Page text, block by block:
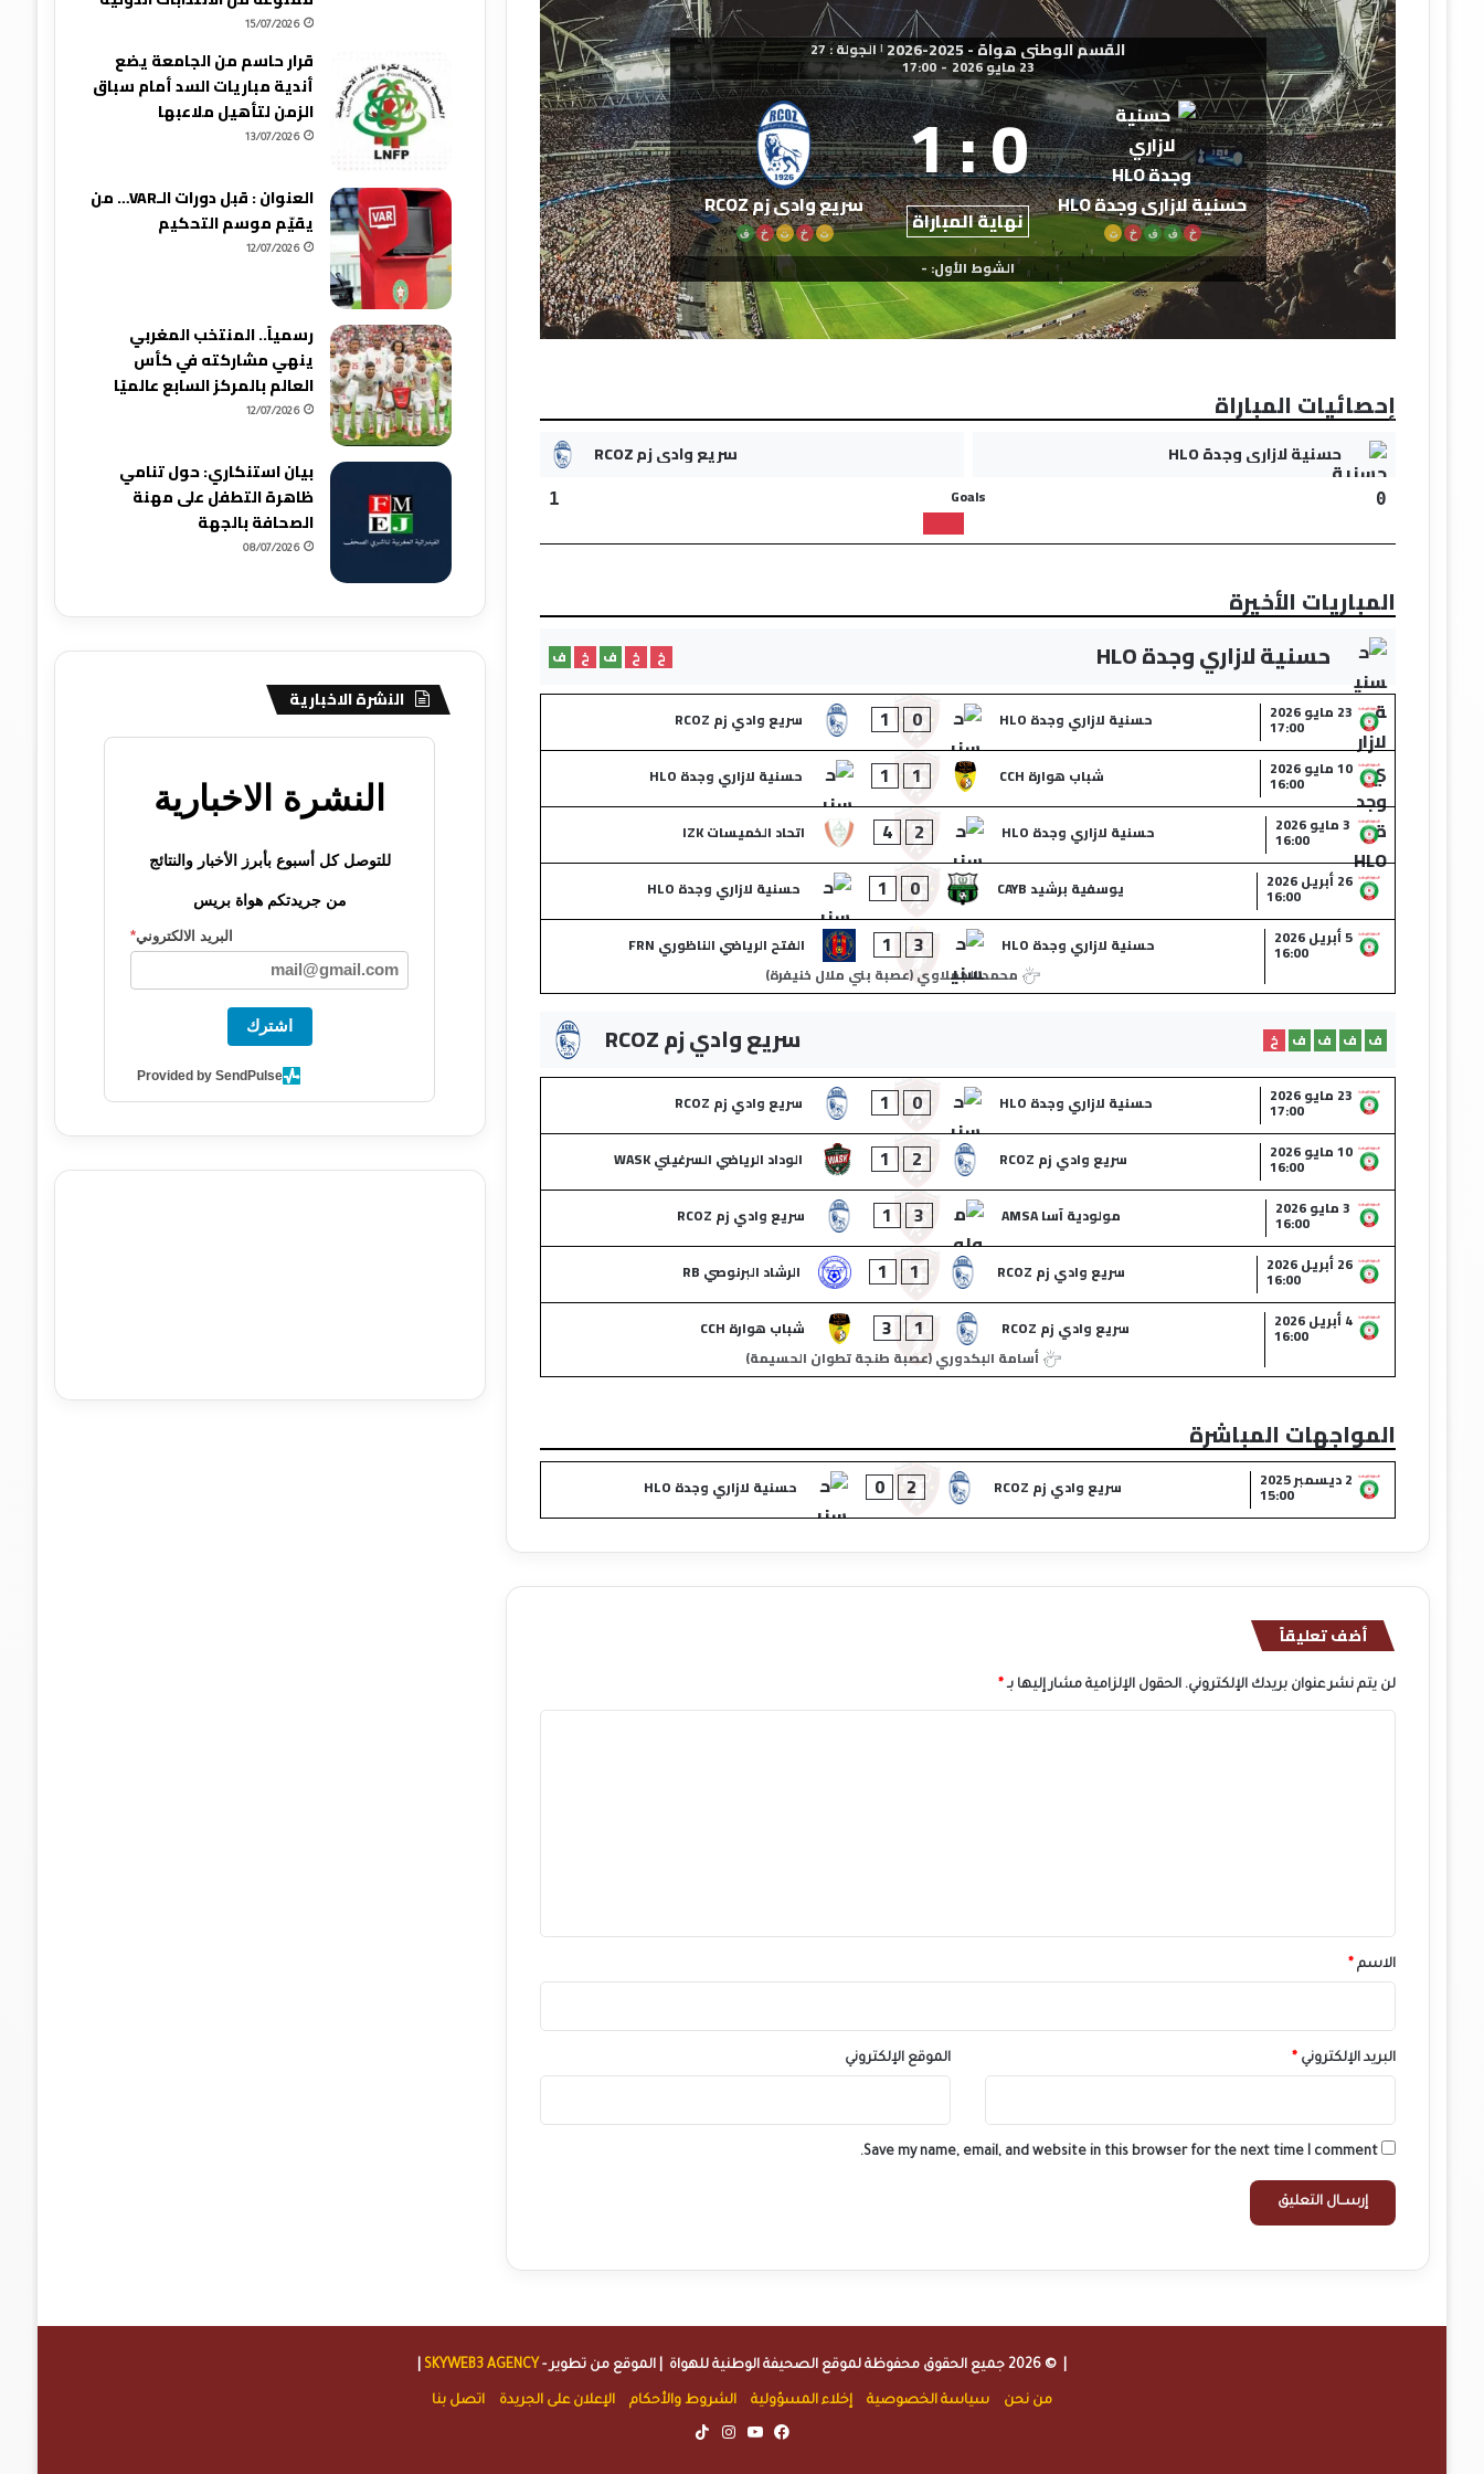
القسم الوطني هواة - 2025-2026 | الجولة : 27
23 مايو 2026 -
17:00
حسنية لازاري وجدة HLO
خ ف ف خ ت
0
:
1
نهاية المباراة سريع وادي زم RCOZ
ت خ ت خ ف
الشوط الأول: -
إحصائيات المباراة
حسنية لازاري وجدة HLO سريع وادي زم RCOZ
0
Goals
1
المباريات الأخيرة
حسنية لازاري وجدة HLO
خ خ ف خ ف
23 مايو 2026
17:00 حسنية لازاري وجدة HLO 0
1
سريع وادي زم RCOZ
10 مايو 2026
16:00 شباب هوارة CCH 1
1
حسنية لازاري وجدة HLO
3 مايو 2026
16:00 حسنية لازاري وجدة HLO 2
4
اتحاد الخميسات IZK
26 أبريل 2026
16:00 يوسفية برشيد CAYB 0
1
حسنية لازاري وجدة HLO
5 أبريل 2026
16:00 حسنية لازاري وجدة HLO 3
1
الفتح الرياضي الناظوري FRN
محمد الجملاوي (عصبة بني ملال خنيفرة)
سريع وادي زم RCOZ ف ف ف ف خ
23 مايو 2026
17:00 حسنية لازاري وجدة HLO 0
1
سريع وادي زم RCOZ
10 مايو 2026
16:00 سريع وادي زم RCOZ 2
1
الوداد الرياضي السرغيني WASK
3 مايو 2026
16:00 مولودية آسا AMSA 3
1
سريع وادي زم RCOZ
26 أبريل 2026
16:00 سريع وادي زم RCOZ 1
1
الرشاد البرنوصي RB
4 أبريل 2026
16:00 سريع وادي زم RCOZ 1
3
شباب هوارة CCH
أسامة البكدوري (عصبة طنجة تطوان الحسيمة)
المواجهات المباشرة
2 ديسمبر 2025
15:00 سريع وادي زم RCOZ 2
0 حسنية لازاري وجدة HLO
أضف تعليقاً
لن يتم نشر عنوان بريدك الإلكتروني. الحقول الإلزامية مشار إليها بـ *
*
الاسم *
البريد الإلكتروني * الموقع الإلكتروني
Save my name, email, and website in this browser for the next time I comment.
15/07/2026
قرار حاسم من الجامعة يضع
أندية مباريات السد أمام سباق
الزمن لتأهيل ملاعبها
13/07/2026
العنوان : قبل دورات الـVAR… من
يقيّم موسم التحكيم
12/07/2026
رسمياً.. المنتخب المغربي
ينهي مشاركته في كأس
العالم بالمركز السابع عالميًا
12/07/2026
بيان استنكاري: حول تنامي
ظاهرة التطفل على مهنة
الصحافة بالجهة
08/07/2026
النشرة الاخبارية
النشرة الاخبارية
للتوصل كل أسبوع بأبرز الأخبار والنتائج
من جريدتكم هواة بريس
البريد الالكتروني*
اشترك
Provided by SendPulse
| © 2026 جميع الحقوق محفوظة لموقع الصحيفة الوطنية للهواة | الموقع من تطوير - SKYWEB3 AGENCY
من نحن سياسة الخصوصية إخلاء المسؤولية الشروط والأحكام الإعلان على الجريدة
اتصل بنا
Facebook
YouTube
Instagram